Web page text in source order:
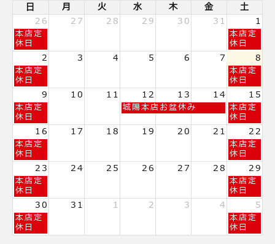
日 月 火 水 木 金
土
26
27 28 29 30 31 1
日
曜
日,
7
月
26th
本店定
休日
土
曜
日,
8
月
1st
2026
本店定
休日
2 3 4 5 6 7 8
日
曜
日,
8
月
2nd
2026
本店定
休日
土
曜
日,
8
月
8th
2026
本店定
休日
9 10 11 12 13 14 15
日
曜
日,
8
月
9th
2026
本店定
休日
水
曜
日,
2026
城陽本店お盆休み
土
曜
日,
8
月
15th
2026
本店定
休日
16 17 18 19 20 21 22
日
曜
日,
8
月
16th
2026
本店定
休日
土
曜
日,
8
月
22nd
本店定
休日
23 24 25 26 27 28 29
日
曜
日,
8
月
23rd
本店定
休日
土
曜
日,
8
月
29th
本店定
休日
30 31 1 2 3 4 5
日
曜
日,
本店定
休日
土
曜
日,
本店定
休日